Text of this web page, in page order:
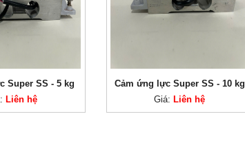
Super SS - 5 kg
Liên hệ
Cảm ứng lực Super SS - 10 kg
Giá: Liên hệ